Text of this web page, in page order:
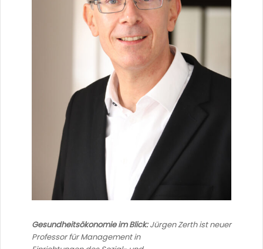
Gesundheitsökonomie im Blick:Jürgen Zerth ist neuer
Professor für Management in